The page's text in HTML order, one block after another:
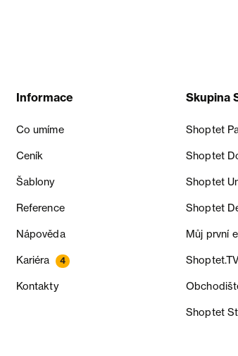
Informace
Co umíme
Ceník
Šablony
Reference
Nápověda
Kariéra 4
Kontakty
Skupina
Shoptet
Shoptet
Shoptet
Shoptet
Můj první
Shoptet